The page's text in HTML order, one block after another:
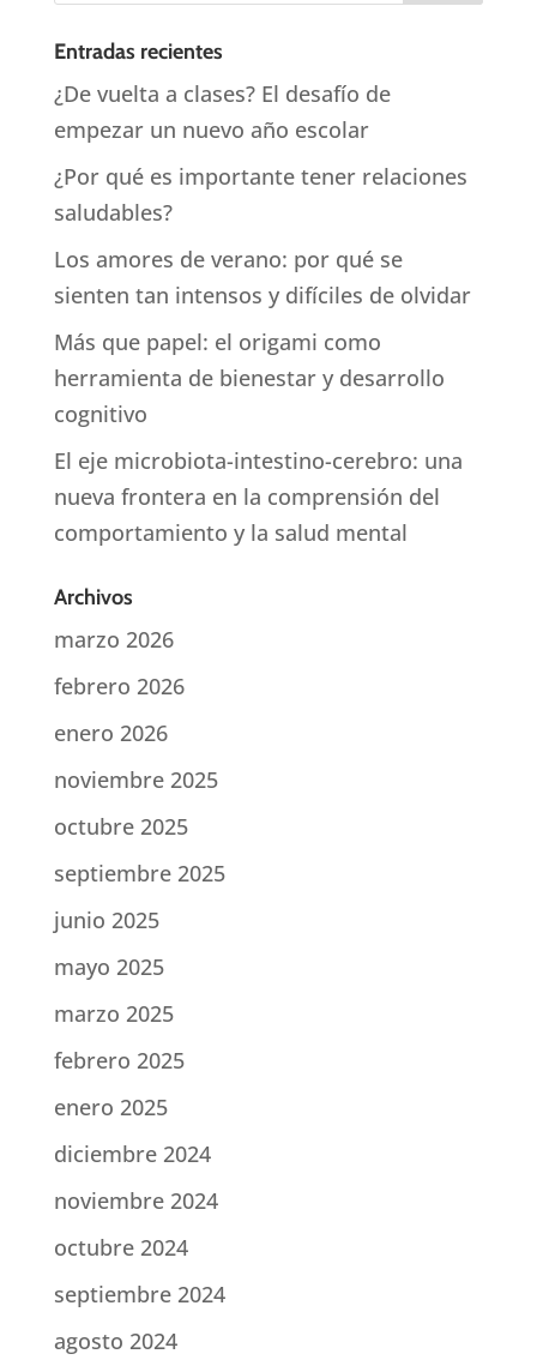
Entradas recientes
¿De vuelta a clases? El desafío de
empezar un nuevo año escolar
¿Por qué es importante tener relaciones
saludables?
Los amores de verano: por qué se
sienten tan intensos y difíciles de olvidar
Más que papel: el origami como
herramienta de bienestar y desarrollo
cognitivo
El eje microbiota-intestino-cerebro: una
nueva frontera en la comprensión del
comportamiento y la salud mental
Archivos
marzo 2026
febrero 2026
enero 2026
noviembre 2025
octubre 2025
septiembre 2025
junio 2025
mayo 2025
marzo 2025
febrero 2025
enero 2025
diciembre 2024
noviembre 2024
octubre 2024
septiembre 2024
agosto 2024